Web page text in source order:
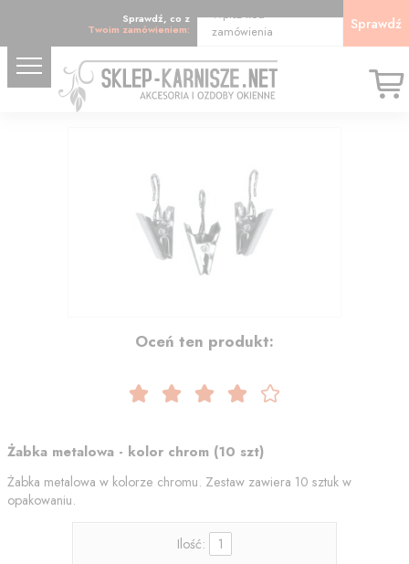
Sprawdź, co z
Twoim zamówieniem:
Wpisz kod
zamówienia
Sprawdź
Oceń ten produkt:
Żabka metalowa - kolor chrom (10 szt)
Żabka metalowa w kolorze chromu. Zestaw zawiera 10 sztuk w
opakowaniu.
Ilość: